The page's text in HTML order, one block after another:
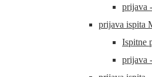
prijava
prijava ispita
Ispitne
prijava